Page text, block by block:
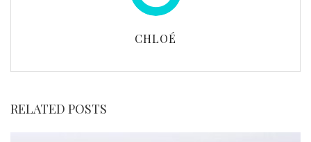
CHLOÉ
RELATED POSTS